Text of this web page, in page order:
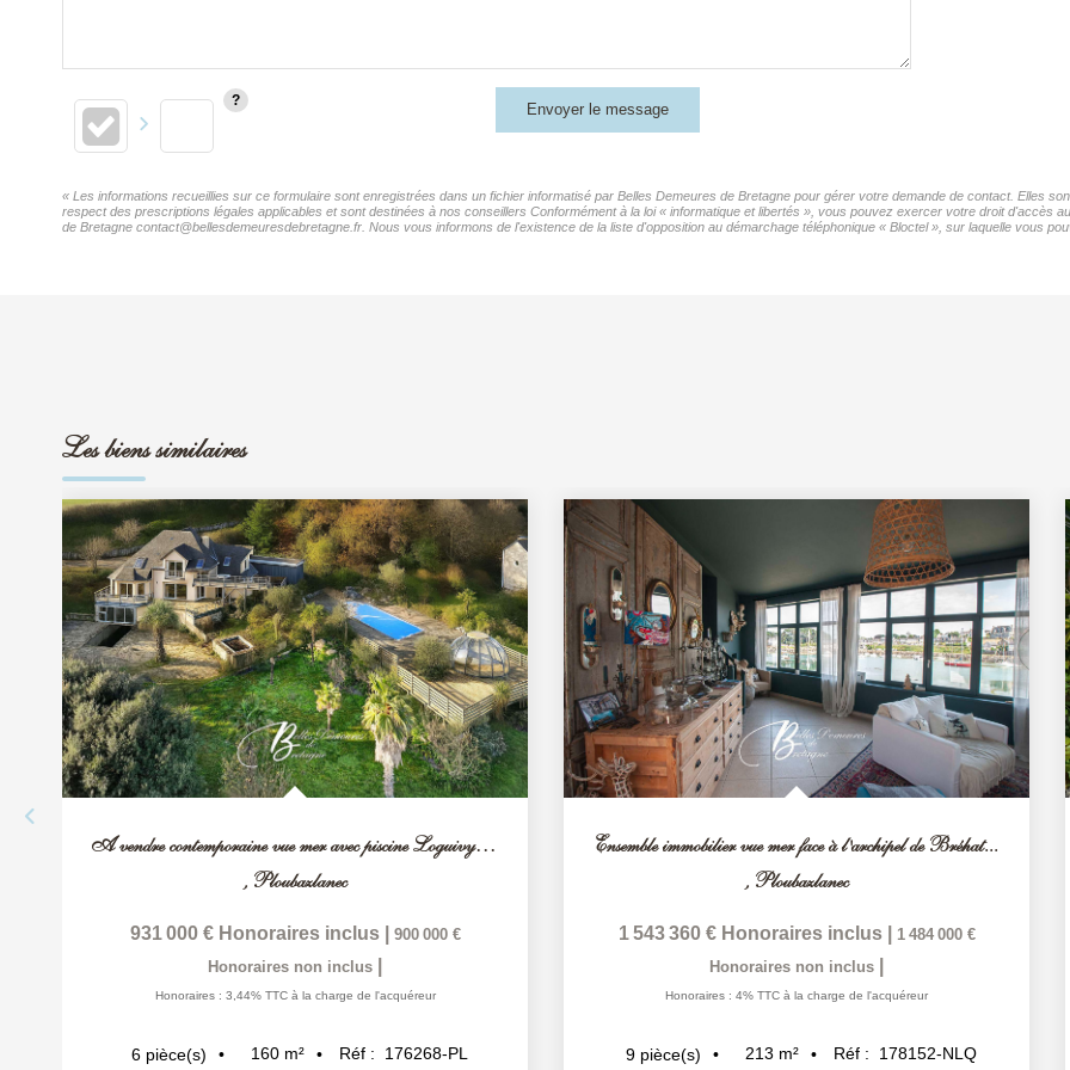
Envoyer le message
« Les informations recueillies sur ce formulaire sont enregistrées dans un fichier informatisé par Belles Demeures de Bretagne pour gérer votre demande de contact. Elles
respect des prescriptions légales applicables et sont destinées à nos conseillers Conformément à la loi « informatique et libertés », vous pouvez exercer votre droit d'accès
de Bretagne contact@bellesdemeuresdebretagne.fr. Nous vous informons de l'existence de la liste d'opposition au démarchage téléphonique « Bloctel », sur laquelle vous
Les biens similaires
A vendre contemporaine vue mer avec piscine Loguivy de la...
, Ploubazlanec
931 000 € Honoraires inclus
900 000 €
Honoraires non inclus
Honoraires : 3,44% TTC à la charge de l'acquéreur
6 pièce(s) 160 m² Réf : 176268-PL
Ensemble immobilier vue mer face à l'archipel de Bréhat...
, Ploubazlanec
1 543 360 € Honoraires inclus
1 484 000 €
Honoraires non inclus
Honoraires : 4% TTC à la charge de l'acquéreur
9 pièce(s) 213 m² Réf : 178152-NLQ